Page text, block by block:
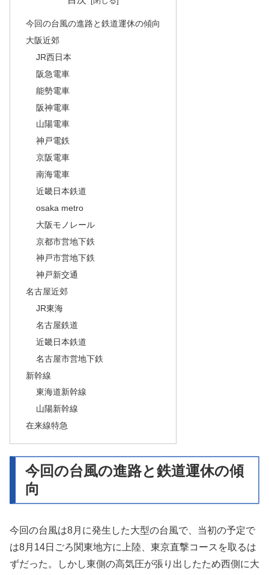
今回の台風の進路と鉄道運休の傾向
大阪近郊
JR西日本
阪急電車
能勢電車
阪神電車
山陽電車
神戸電鉄
京阪電車
南海電車
近畿日本鉄道
osaka metro
大阪モノレール
京都市営地下鉄
神戸市営地下鉄
神戸新交通
名古屋近郊
JR東海
名古屋鉄道
近畿日本鉄道
名古屋市営地下鉄
新幹線
東海道新幹線
山陽新幹線
在来線特急
今回の台風の進路と鉄道運休の傾
向
今回の台風は8月に発生した大型の台風で、当初の予定で
は8月14日ごろ関東地方に上陸、東京直撃コースを取るは
ずだった。しかし東側の高気圧が張り出したため西側に大